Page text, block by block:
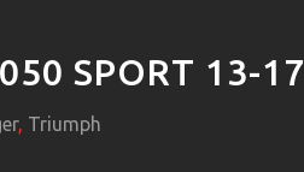
SPORT 13-17
, Triumph